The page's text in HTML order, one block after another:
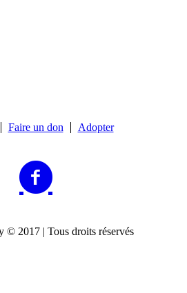
Faire un don Adopter
© 2017 | Tous droits réservés